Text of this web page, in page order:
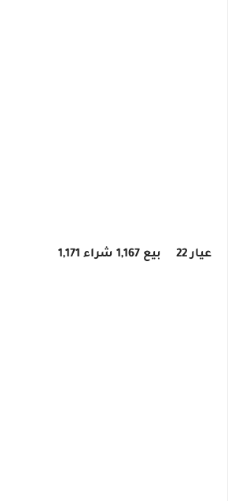
عيار 22 بيع 1,167 شراء 1,171